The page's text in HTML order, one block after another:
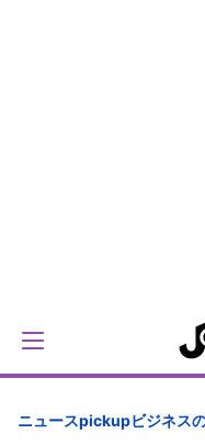
ニュースpickupビジネス